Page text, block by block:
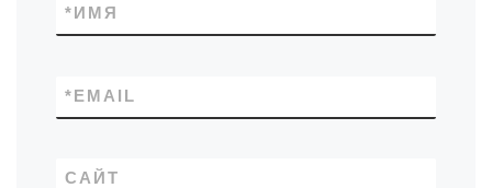
ИМЯ
*
EMAIL
*
САЙТ